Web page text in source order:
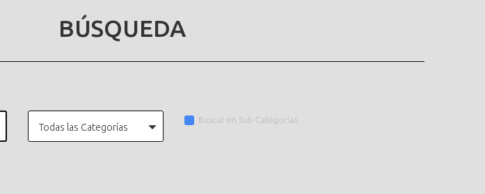
BÚSQUEDA
Todas las Categorías
Buscar en Sub-Categorías